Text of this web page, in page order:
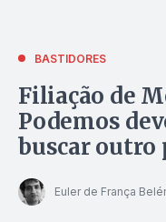
BASTIDORES
Filiação de
Podemos
buscar outro
Euler de França